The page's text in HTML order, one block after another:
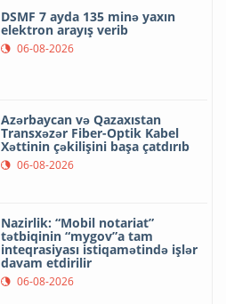
DSMF 7 ayda 135 minə yaxın
elektron arayış verib
06-08-2026
Azərbaycan və Qazaxıstan
Transxəzər Fiber-Optik Kabel
Xəttinin çəkilişini başa çatdırıb
06-08-2026
Nazirlik: “Mobil notariat”
tətbiqinin “mygov”a tam
inteqrasiyası istiqamətində işlər
davam etdirilir
06-08-2026